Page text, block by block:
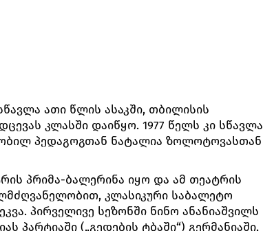
ათი წლის ასაკში, თბილისის
კლასში დაიწყო. 1977 წელს კი სწავლა
პედაგოგთან ნატალია ზოლოტოვასთან
პრიმა-ბალერინა იყო და ამ თეატრის
კლასიკური საბალეტო
პირველივე სეზონში ნინო ანანიაშვილს
(„გედების ტბაში“) გერმანიაში,